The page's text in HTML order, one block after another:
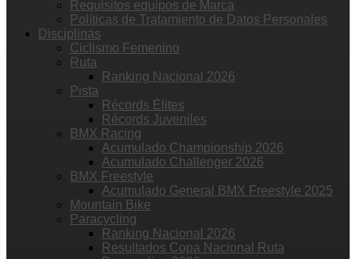
Requisitos equipos de Marca
Políticas de Tratamiento de Datos Personales
Disciplinas
Ciclismo Femenino
Ruta
Ranking Nacional 2026
Pista
Récords Élites
Récords Juveniles
BMX Racing
Acumulado Championship 2026
Acumulado Challenger 2026
BMX Freestyle
Acumulado General BMX Freestyle 2025
Mountain Bike
Paracycling
Ranking Nacional 2026
Resultados Copa Nacional Ruta